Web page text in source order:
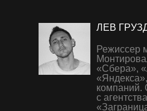
ЛЕВ
Режиссер
«Сбера»,
компаний.
с